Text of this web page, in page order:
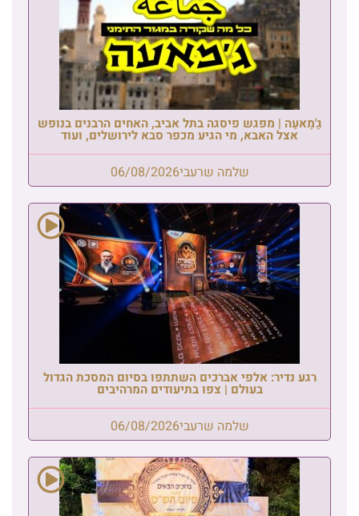
גַ'מַאעַה | מפגש פיסגה בתל אביב, האחים הרבנים בנופש
אצל האבא, מי הגיע מכפר סבא לירושלים, ועוד
שלמה שרעבי06/08/2026
רגע נדיר: אלפי אברכים השתתפו בסיום המסכת הגדול
בעולם | צפו בתיעודים המרהיבים
שלמה שרעבי06/08/2026